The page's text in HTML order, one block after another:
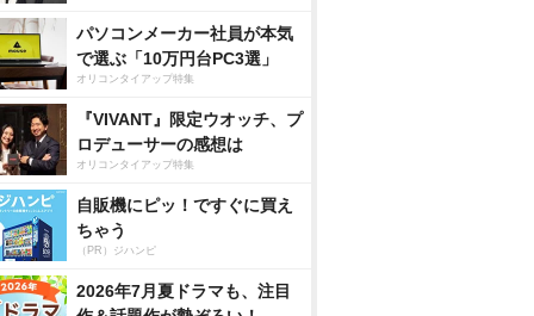
パソコンメーカー社員が本気
で選ぶ「10万円台PC3選」
オリコンタイアップ特集
『VIVANT』限定ウオッチ、プ
ロデューサーの感想は
オリコンタイアップ特集
自販機にピッ！ですぐに買え
ちゃう
（PR）ジハンピ
2026年7月夏ドラマも、注目